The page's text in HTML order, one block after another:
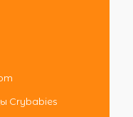
Crybabies